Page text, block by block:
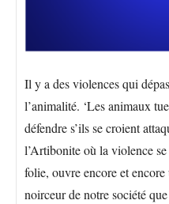
Il y a des violences qui
l’animalité. ‘Les animaux
défendre s’ils se croient
l’Artibonite où la violence
folie, ouvre encore et
noirceur de notre société